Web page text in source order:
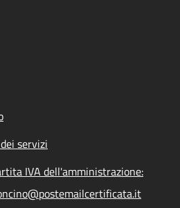
servizi
IVA dell'amministrazione: